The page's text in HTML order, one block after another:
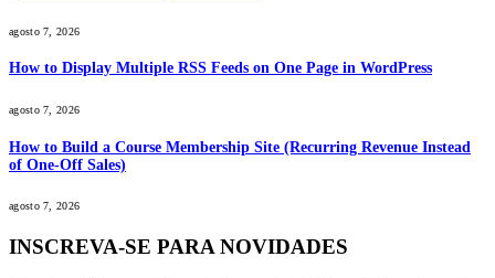
agosto 7, 2026
How to Display Multiple RSS Feeds on One Page in WordPress
agosto 7, 2026
How to Build a Course Membership Site (Recurring Revenue Instead
of One-Off Sales)
agosto 7, 2026
INSCREVA-SE PARA NOVIDADES